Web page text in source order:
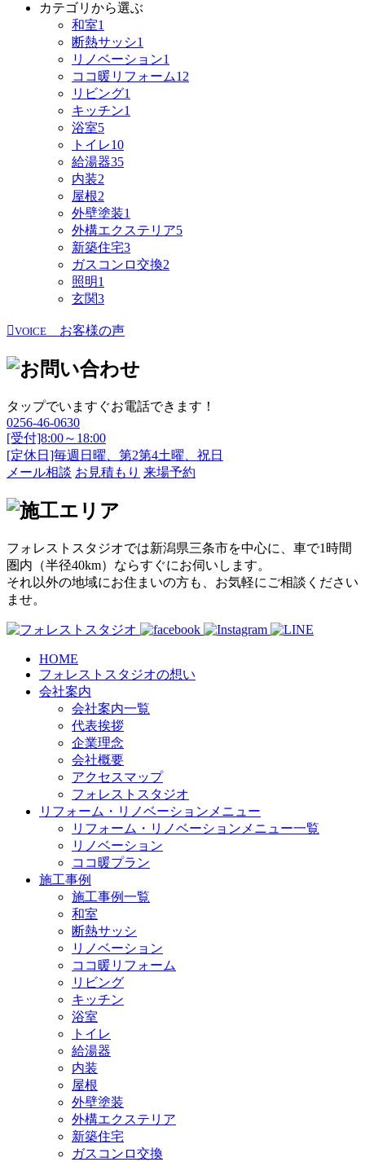
カテゴリから選ぶ
和室1
断熱サッシ1
リノベーション1
ココ暖リフォーム12
リビング1
キッチン1
浴室5
トイレ10
給湯器35
内装2
屋根2
外壁塗装1
外構エクステリア5
新築住宅3
ガスコンロ交換2
照明1
玄関3
VOICE お客様の声
タップでいますぐお電話できます！
0256-46-0630
[受付]8:00～18:00
[定休日]毎週日曜、第2第4土曜、祝日
メール相談 お見積もり 来場予約
フォレストスタジオでは新潟県三条市を中心に、車で1時間
圏内（半径40km）ならすぐにお伺いします。
それ以外の地域にお住まいの方も、お気軽にご相談ください
ませ。
HOME
フォレストスタジオの想い
会社案内
会社案内一覧
代表挨拶
企業理念
会社概要
アクセスマップ
フォレストスタジオ
リフォーム・リノベーションメニュー
リフォーム・リノベーションメニュー一覧
リノベーション
ココ暖プラン
施工事例
施工事例一覧
和室
断熱サッシ
リノベーション
ココ暖リフォーム
リビング
キッチン
浴室
トイレ
給湯器
内装
屋根
外壁塗装
外構エクステリア
新築住宅
ガスコンロ交換